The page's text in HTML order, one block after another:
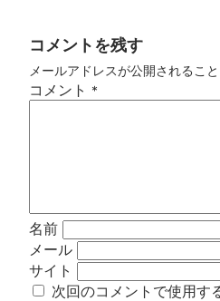
コメントを残す
メールアドレスが公開されること
コメント *
名前
メール
サイト
次回のコメントで使用す